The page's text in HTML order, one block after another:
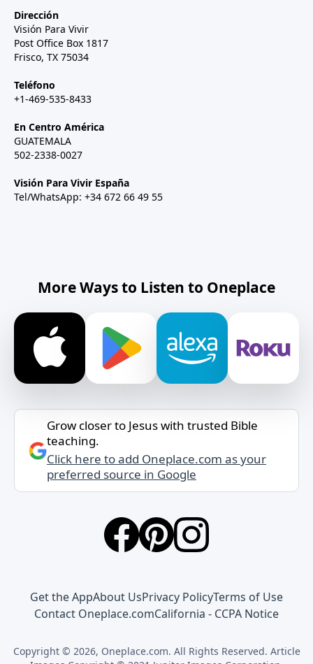
Dirección
Visión Para Vivir
Post Office Box 1817
Frisco, TX 75034
Teléfono
+1-469-535-8433
En Centro América
GUATEMALA
502-2338-0027
Visión Para Vivir España
Tel/WhatsApp: +34 672 66 49 55
More Ways to Listen to Oneplace
Grow closer to Jesus with trusted Bible
teaching.
Click here to add Oneplace.com as your
preferred source in Google
Get the AppAbout UsPrivacy PolicyTerms of Use
Contact Oneplace.comCalifornia - CCPA Notice
Copyright © 2026, Oneplace.com. All Rights Reserved. Article